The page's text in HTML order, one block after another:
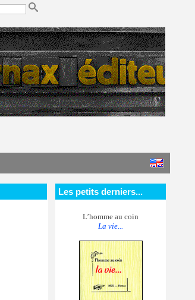
Les petits derniers...
L’homme au coin
La vie...